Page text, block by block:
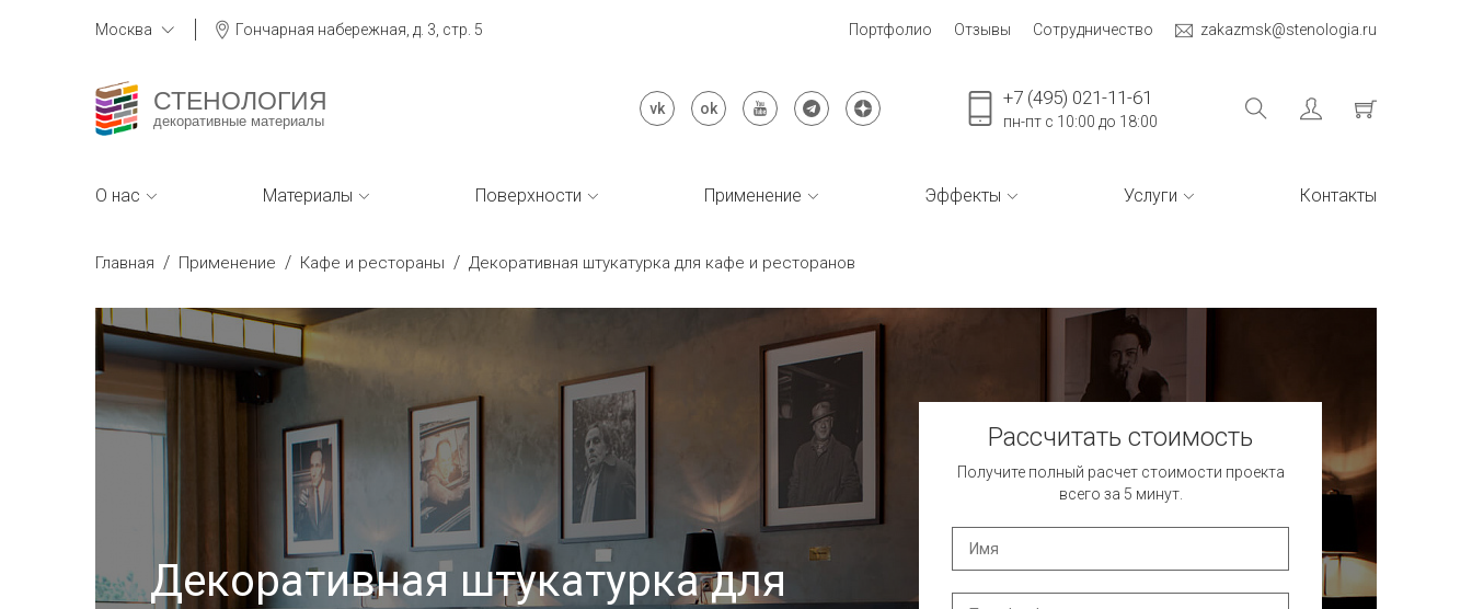
Москва Гончарная набережная, д. 3, стр. 5 Портфолио Отзывы Сотрудничество zakazmsk@stenologia.ru
СТЕНОЛОГИЯ
декоративные материалы
+7 (495) 021-11-61
пн-пт с 10:00 до 18:00
О нас Материалы Поверхности Применение Эффекты Услуги Контакты
Главная / Применение / Кафе и рестораны / Декоративная штукатурка для кафе и ресторанов
Декоративная штукатурка для
Рассчитать стоимость
Получите полный расчет стоимости проекта
всего за 5 минут.